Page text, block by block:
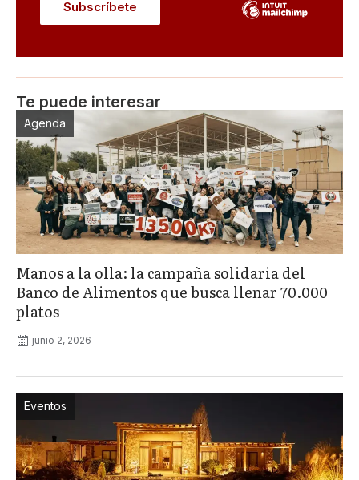
Te puede interesar
Agenda
Manos a la olla: la campaña solidaria del
Banco de Alimentos que busca llenar 70.000
platos
junio 2, 2026
Eventos